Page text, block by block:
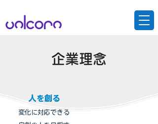
企業理念
人を創る
変化に対応できる